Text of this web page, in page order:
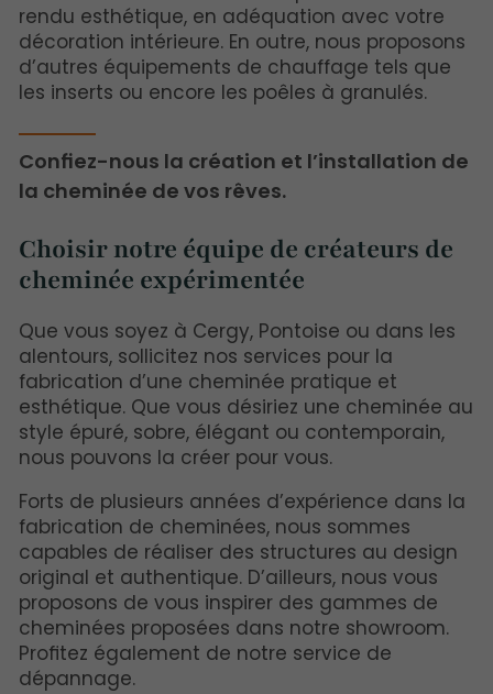
rendu esthétique, en adéquation avec votre
décoration intérieure. En outre, nous proposons
d’autres équipements de chauffage tels que
les inserts ou encore les poêles à granulés.
Confiez-nous la création et l’installation de
la cheminée de vos rêves.
Choisir notre équipe de créateurs de
cheminée expérimentée
Que vous soyez à Cergy, Pontoise ou dans les
alentours, sollicitez nos services pour la
fabrication d’une cheminée pratique et
esthétique. Que vous désiriez une cheminée au
style épuré, sobre, élégant ou contemporain,
nous pouvons la créer pour vous.
Forts de plusieurs années d’expérience dans la
fabrication de cheminées, nous sommes
capables de réaliser des structures au design
original et authentique. D’ailleurs, nous vous
proposons de vous inspirer des gammes de
cheminées proposées dans notre showroom.
Profitez également de notre service de
dépannage.